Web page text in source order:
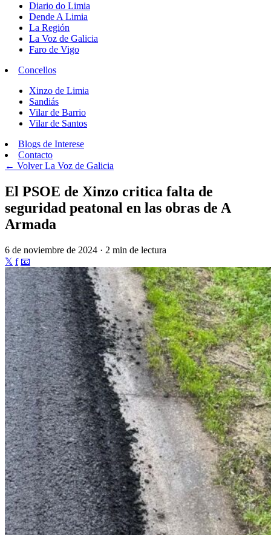
Diario do Limia
Dende A Limia
La Región
La Voz de Galicia
Faro de Vigo
Concellos
Xinzo de Limia
Sandiás
Vilar de Barrio
Vilar de Santos
Blogs de Interese
Contacto
← VolverLa Voz de Galicia
El PSOE de Xinzo critica falta de
seguridad peatonal en las obras de A
Armada
6 de noviembre de 2024 · 2 min de lectura
𝕏 f 📧